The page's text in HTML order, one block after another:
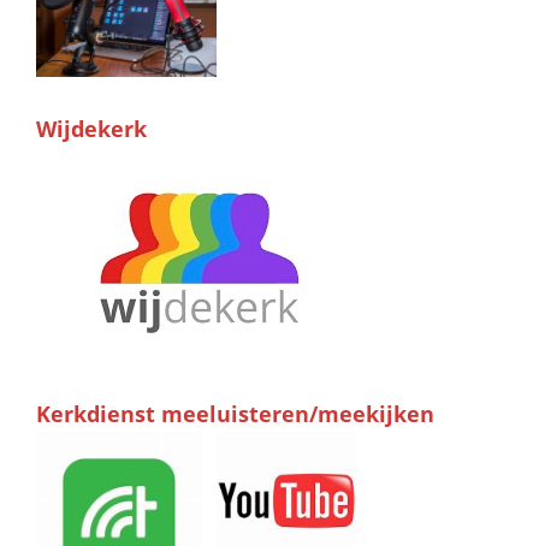
Wijdekerk
Kerkdienst meeluisteren/meekijken